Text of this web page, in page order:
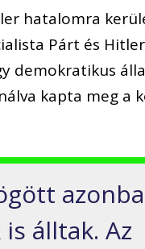
hatalomra
Párt és Hitler
demokratikus
kapta meg a
álltak. Az